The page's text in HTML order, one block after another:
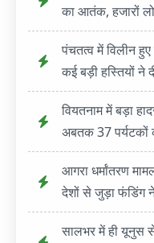
का आतंक, हजारों
पंचतत्व में विलीन
कई बड़ी हस्तियों ने
वियतनाम में बड़ा
अबतक 37 पर्यटकों
आगरा धर्मांतरण
देशों से जुड़ा फंडिंग
सालभर में ही यूनुस